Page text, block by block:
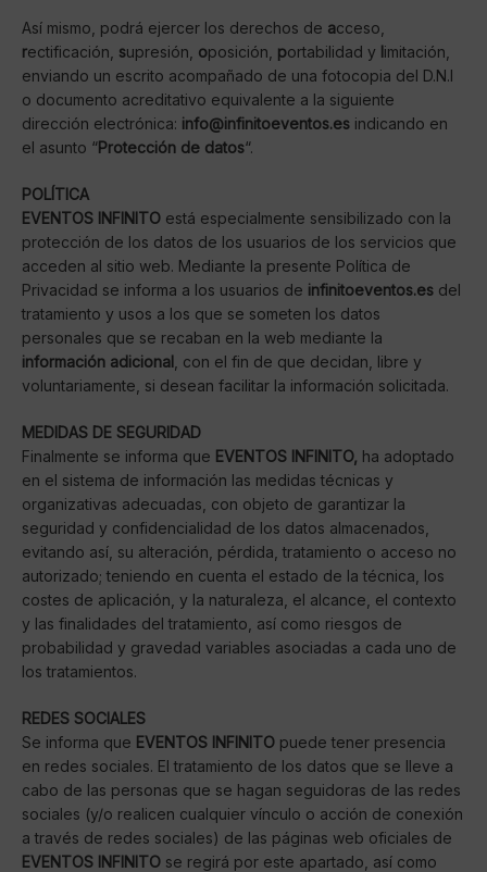
Así mismo, podrá ejercer los derechos de acceso,
rectificación, supresión, oposición, portabilidad y limitación,
enviando un escrito acompañado de una fotocopia del D.N.I
o documento acreditativo equivalente a la siguiente
dirección electrónica: info@infinitoeventos.es indicando en
el asunto “Protección de datos“.
POLÍTICA
EVENTOS INFINITO está especialmente sensibilizado con la
protección de los datos de los usuarios de los servicios que
acceden al sitio web. Mediante la presente Política de
Privacidad se informa a los usuarios de infinitoeventos.es del
tratamiento y usos a los que se someten los datos
personales que se recaban en la web mediante la
información adicional , con el fin de que decidan, libre y
voluntariamente, si desean facilitar la información solicitada.
MEDIDAS DE SEGURIDAD
Finalmente se informa que EVENTOS INFINITO, ha adoptado
en el sistema de información las medidas técnicas y
organizativas adecuadas, con objeto de garantizar la
seguridad y confidencialidad de los datos almacenados,
evitando así, su alteración, pérdida, tratamiento o acceso no
autorizado; teniendo en cuenta el estado de la técnica, los
costes de aplicación, y la naturaleza, el alcance, el contexto
y las finalidades del tratamiento, así como riesgos de
probabilidad y gravedad variables asociadas a cada uno de
los tratamientos.
REDES SOCIALES
Se informa que EVENTOS INFINITO puede tener presencia
en redes sociales. El tratamiento de los datos que se lleve a
cabo de las personas que se hagan seguidoras de las redes
sociales (y/o realicen cualquier vínculo o acción de conexión
a través de redes sociales) de las páginas web oficiales de
EVENTOS INFINITO se regirá por este apartado, así como